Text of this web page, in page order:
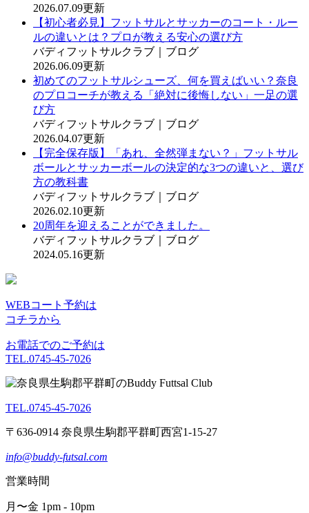
2026.07.09更新
【初心者必見】フットサルとサッカーのコート・ルー
ルの違いとは？プロが教える安心の選び方
バディフットサルクラブ｜ブログ
2026.06.09更新
初めてのフットサルシューズ、何を買えばいい？奈良
のプロコーチが教える「絶対に後悔しない」一足の選
び方
バディフットサルクラブ｜ブログ
2026.04.07更新
【完全保存版】「あれ、全然弾まない？」フットサル
ボールとサッカーボールの決定的な3つの違いと、選び
方の教科書
バディフットサルクラブ｜ブログ
2026.02.10更新
20周年を迎えることができました。
バディフットサルクラブ｜ブログ
2024.05.16更新
WEBコート予約は
コチラから
お電話でのご予約は
TEL.0745-45-7026
TEL.0745-45-7026
〒636-0914 奈良県生駒郡平群町西宮1-15-27
info@buddy-futsal.com
営業時間
月〜金 1pm - 10pm